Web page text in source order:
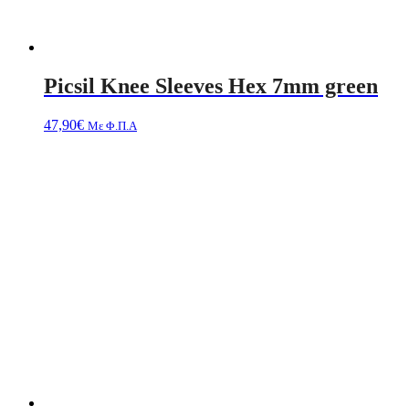
Picsil Knee Sleeves Hex 7mm green
47,90€ Με Φ.Π.Α